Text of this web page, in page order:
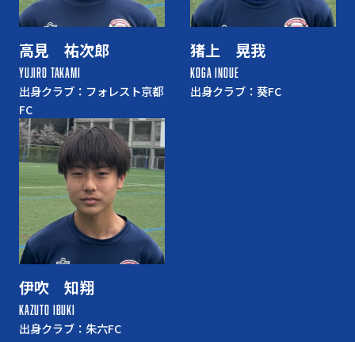
高見 祐次郎
YUJIRO TAKAMI
出身クラブ：フォレスト京都
FC
猪上 晃我
KOGA INOUE
出身クラブ：葵FC
伊吹 知翔
KAZUTO IBUKI
出身クラブ：朱六FC